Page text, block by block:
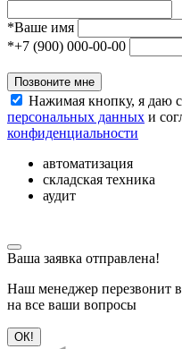
*Ваше имя
*+7 (900) 000-00-00
Позвоните мне
Нажимая кнопку, я даю
персональных данных и
конфиденциальности
автоматизация
складская техника
аудит
Ваша заявка отправлена!
Наш менеджер перезвонит
на все ваши вопросы
ОК!